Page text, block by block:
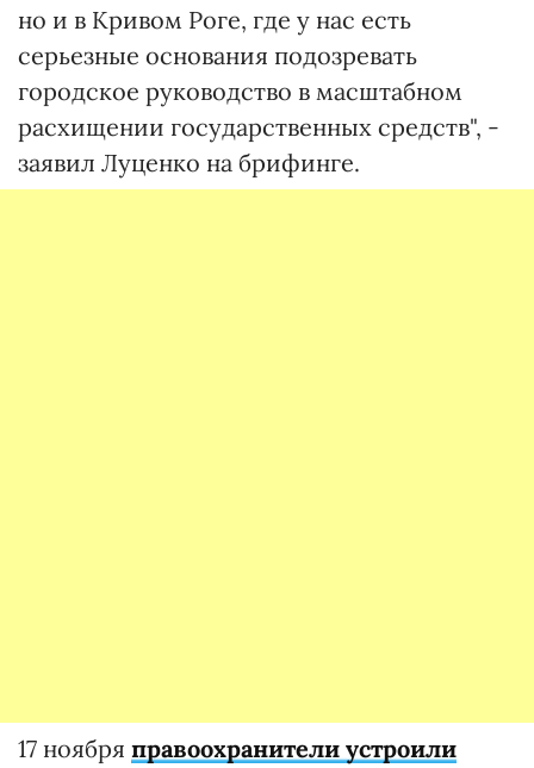
но и в Кривом Роге, где у нас есть
серьезные основания подозревать
городское руководство в масштабном
расхищении государственных средств", -
заявил Луценко на брифинге.
17 ноября правоохранители устроили